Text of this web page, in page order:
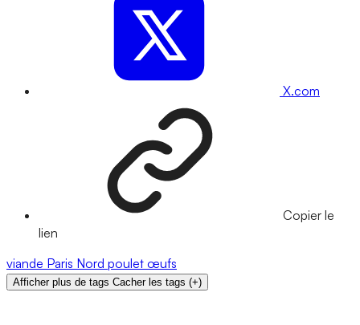
X.com
Copier le
lien
viande Paris Nord poulet œufs
Afficher plus de tags Cacher les tags (+)